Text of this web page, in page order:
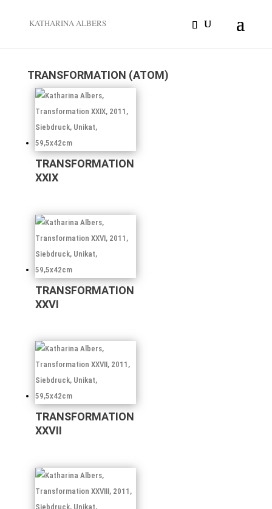
KATHARINA ALBERS
TRANSFORMATION (ATOM)
TRANSFORMATION
XXIX
TRANSFORMATION
XXVI
TRANSFORMATION
XXVII